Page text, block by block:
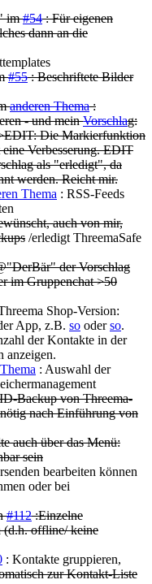
im#54: Für eigenen
dann an die
#55: Beschriftete Bilder
anderen Thema:
- und meinVorschlag:
Die Markierfunktion
Verbesserung. EDIT
als "erledigt", da
werden. Reicht mir.
Thema : RSS-Feeds
auch von mir,
/erledigt ThreemaSafe
der Vorschlag
im Gruppenchat >50
Shop-Version:
App, z.B. so oderso.
der Kontakte in der
anzeigen.
: Auswahl der
Backup von Threema-
nach Einführung von
auch über das Menü:
sein
bearbeiten können
oder bei
#112:Einzelne
(d.h. offline/ keine
: Kontakte gruppieren,
zur Kontakt-Liste